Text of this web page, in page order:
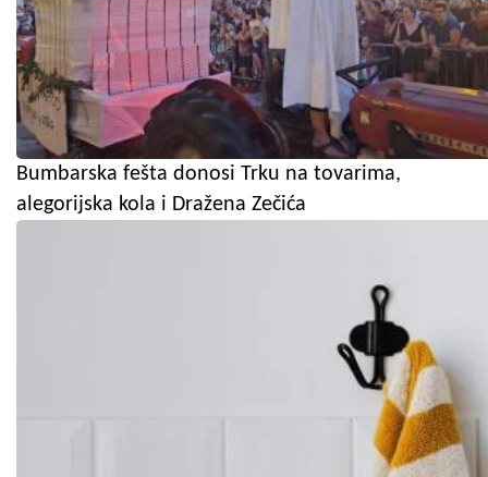
Bumbarska fešta donosi Trku na tovarima,
alegorijska kola i Dražena Zečića